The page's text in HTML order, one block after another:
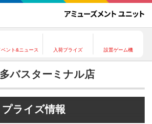
ベント&ニュース 入荷プライズ 設置ゲーム機
バスターミナル店
プライズ情報